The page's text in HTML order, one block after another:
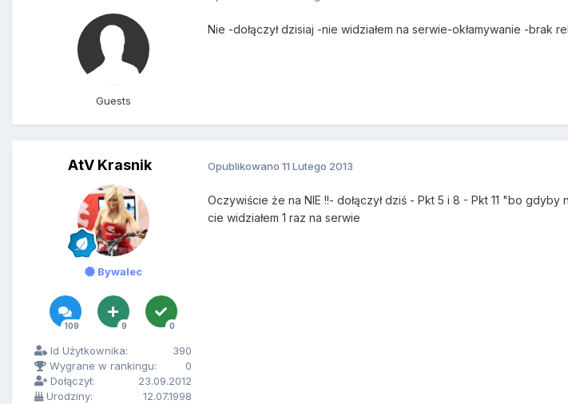
Guests
Nie -dołączył dzisiaj -nie widziałem na serwie-okłamywanie -brak
AtV Krasnik
Bywalec
109 9 0
Id Użytkownika:
390
Wygrane w rankingu:
0
Dołączył:
23.09.2012
Urodziny:
12.07.1998
Opublikowano 11 Lutego 2013
Oczywiście że na NIE !!- dołączył dziś - Pkt 5 i 8 - Pkt 11 "bo
cie widziałem 1 raz na serwie